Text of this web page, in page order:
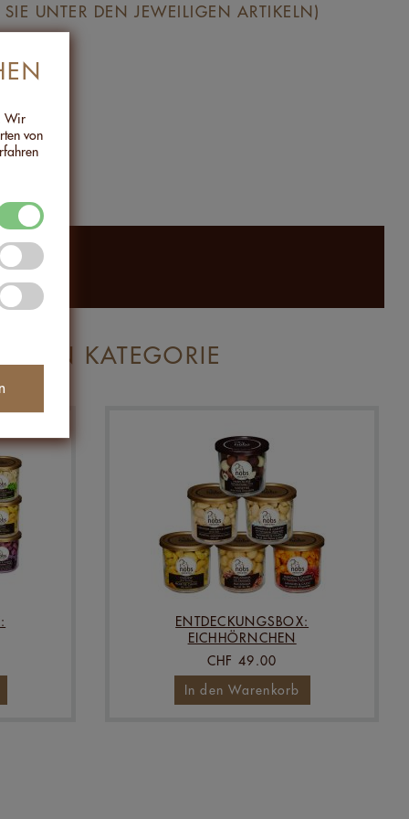
UNTER DEN JEWEILIGEN ARTIKELN)
KATEGORIE
ENTDECKUNGSBOX:
EICHHÖRNCHEN
CHF 49.00
In den Warenkorb
Wir
von